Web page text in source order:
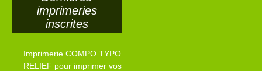
imprimeries
inscrites
Imprimerie COMPO TYPO
RELIEF pour imprimer vos